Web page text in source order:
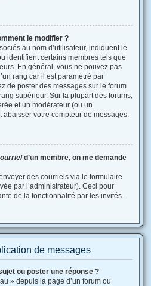
le modifier ?
au nom d’utilisateur, indiquent le
identifient certains membres tels que
En général, vous ne pouvez pas
rang car il est paramétré par
de poster des messages sur le forum
supérieur. Sur la plupart des forums,
et un modérateur (ou un
votre compteur de messages.
d’un membre, on me demande
des courriels via le formulaire
par l’administrateur). Ceci pour
de la fonctionnalité par les invités.
de messages
ou poster une réponse ?
» depuis la page d’un forum ou